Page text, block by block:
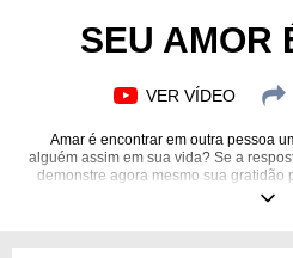
SEU AMOR
VER VÍDEO
Amar é encontrar em outra pessoa
alguém assim em sua vida? Se a
demonstre agora mesmo sua gratidão
Afinal, o amor precisa ser